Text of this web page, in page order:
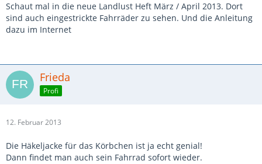
Schaut mal in die neue Landlust Heft März / April 2013. Dort
sind auch eingestrickte Fahrräder zu sehen. Und die Anleitung
dazu im Internet
Frieda
Profi
12. Februar 2013
Die Häkeljacke für das Körbchen ist ja echt genial!
Dann findet man auch sein Fahrrad sofort wieder.